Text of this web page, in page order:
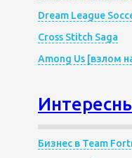
Dream League
Cross Stitch Saga
Among Us [взлом
Бизнес в Team